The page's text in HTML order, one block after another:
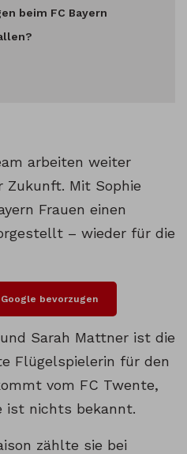
beim FC Bayern
arbeiten weiter
Zukunft. Mit Sophie
Frauen einen
– wieder für die
bevorzugen
Sarah Mattner ist die
Flügelspielerin für den
vom FC Twente,
ist nichts bekannt.
zählte sie bei